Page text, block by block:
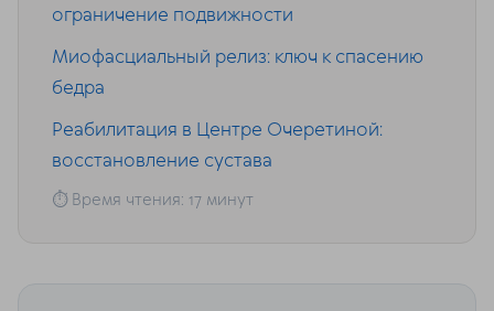
ограничение подвижности
Миофасциальный релиз: ключ к спасению
бедра
Реабилитация в Центре Очеретиной:
восстановление сустава
⏱ Время чтения: 17 минут